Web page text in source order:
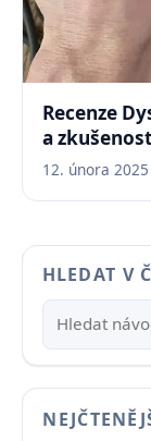
Recenze
a
12. února 2025
HLEDAT V